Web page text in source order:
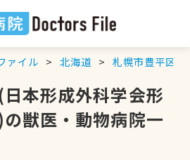
ァイル 北海道 札幌市豊平区
本形成外科学会形
獣医・動物病院一